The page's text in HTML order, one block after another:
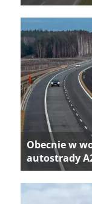
Obecnie w
autostrady